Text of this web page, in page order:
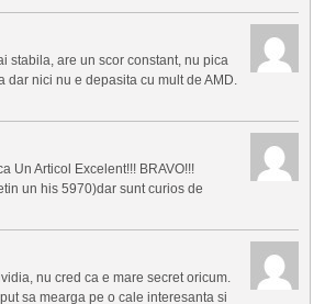
stabila, are un scor constant, nu pica
nici nu e depasita cu mult de AMD.
Un Articol Excelent!!! BRAVO!!!
un his 5970)dar sunt curios de
nu cred ca e mare secret oricum.
sa mearga pe o cale interesanta si